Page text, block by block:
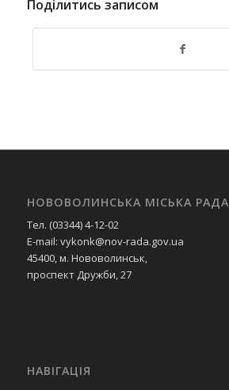
Поділитись записом
НОВОВОЛИНСЬКА МІСЬКА РАДА
Тел. (03344) 4-12-02
E-mail: vykonk@nov-rada.gov.ua
45400, м. Нововолинськ,
проспект Дружби, 27
НАВІГАЦІЯ